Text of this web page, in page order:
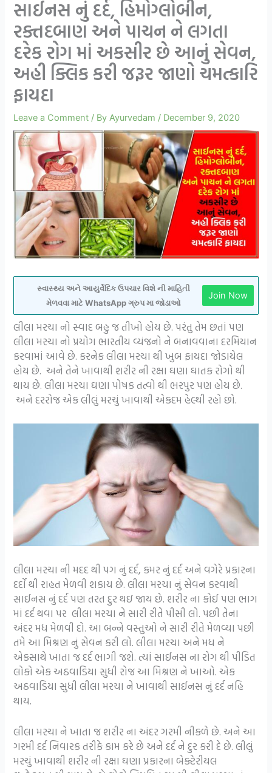
સાઈનસ નું દર્દ, હિમોગ્લોબીન,
રક્તદબાણ અને પાચન ને લગતા
દરેક રોગ માં અકસીર છે આનું સેવન,
અહી ક્લિક કરી જરૂર જાણો ચમત્કારિ
ફાયદા
Leave a Comment / By Ayurvedam / December 9, 2020
સ્વાસ્થ્ય અને આયુર્વેદિક ઉપચાર વિશે ની માહિતી
મેળવવા માટે WhatsApp ગ્રુપ મા જોડાઓ
Join Now
લીલા મરચા નો સ્વાદ બહુ જ તીખો હોય છે. પરંતુ તેમ છતાં પણ
લીલા મરચા નો પ્રયોગ ભારતીય વ્યંજનો ને બનાવવાના દરમિયાન
કરવામાં આવે છે. કરનેક લીલા મરચા થી ખુબ ફાયદા જોડાયેલ
હોય છે. અને તેને ખાવાથી શરીર ની રક્ષા ઘણા ઘાતક રોગો થી
થાય છે. લીલા મરચા ઘણા પોષક તત્વો થી ભરપુર પણ હોય છે.
અને દરરોજ એક લીલું મરચું ખાવાથી એકદમ હેલ્થી રહો છો.
લીલા મરચા ની મદદ થી પગ નું દર્દ, કમર નું દર્દ અને વગેરે પ્રકારના
દર્દો થી રાહત મેળવી શકાય છે. લીલા મરચા નું સેવન કરવાથી
સાઈનસ નું દર્દ પણ તરત દુર થઇ જાય છે. શરીર ના કોઈ પણ ભાગ
માં દર્દ થવા પર લીલા મરચા ને સારી રીતે પીસી લો. પછી તેના
અંદર મધ મેળવી દો. આ બન્ને વસ્તુઓ ને સારી રીતે મેળવ્યા પછી
તમે આ મિશ્રણ નું સેવન કરી લો. લીલા મરચા અને મધ ને
એકસાથે ખાતા જ દર્દ ભાગી જશે. ત્યાં સાઈનસ ના રોગ થી પીડિત
લોકો એક અઠવાડિયા સુધી રોજ આ મિશ્રણ ને ખાઓ. એક
અઠવાડિયા સુધી લીલા મરચા ને ખાવાથી સાઈનસ નું દર્દ નહિ
થાય.
લીલા મરચા ને ખાતા જ શરીર ના અંદર ગરમી નીકળે છે. અને આ
ગરમી દર્દ નિવારક તરીકે કામ કરે છે અને દર્દ ને દુર કરી દે છે. લીલું
મરચું ખાવાથી શરીર ની રક્ષા ઘણા પ્રકારના બેક્ટેરીયલ